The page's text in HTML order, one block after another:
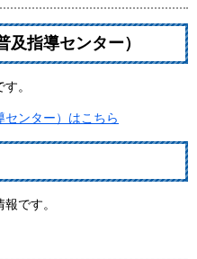
指導センター）
。
ンター）はこちら
です。